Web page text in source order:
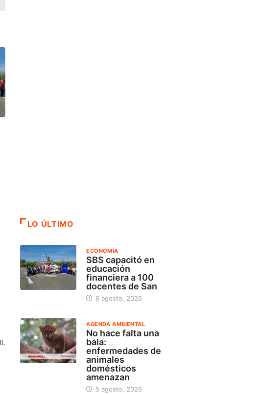
LO ÚLTIMO
ECONOMÍA
SBS capacitó en
educación
financiera a 100
docentes de San
6 agosto, 2026
AGENDA AMBIENTAL
No hace falta una
bala:
enfermedades de
animales
domésticos
amenazan
5 agosto, 2026